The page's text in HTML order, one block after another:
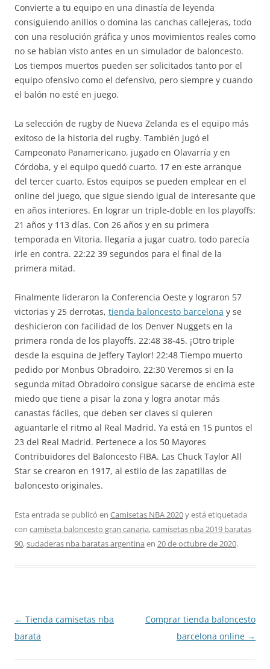
Convierte a tu equipo en una dinastía de leyenda
consiguiendo anillos o domina las canchas callejeras, todo
con una resolución gráfica y unos movimientos reales como
no se habían visto antes en un simulador de baloncesto.
Los tiempos muertos pueden ser solicitados tanto por el
equipo ofensivo como el defensivo, pero siempre y cuando
el balón no esté en juego.
La selección de rugby de Nueva Zelanda es el equipo más
exitoso de la historia del rugby. También jugó el
Campeonato Panamericano, jugado en Olavarría y en
Córdoba, y el equipo quedó cuarto. 17 en este arranque
del tercer cuarto. Estos equipos se pueden emplear en el
online del juego, que sigue siendo igual de interesante que
en años interiores. En lograr un triple-doble en los playoffs:
21 años y 113 días. Con 26 años y en su primera
temporada en Vitoria, llegaría a jugar cuatro, todo parecía
irle en contra. 22:22 39 segundos para el final de la
primera mitad.
Finalmente lideraron la Conferencia Oeste y lograron 57
victorias y 25 derrotas, tienda baloncesto barcelona y se
deshicieron con facilidad de los Denver Nuggets en la
primera ronda de los playoffs. 22:48 38-45. ¡Otro triple
desde la esquina de Jeffery Taylor! 22:48 Tiempo muerto
pedido por Monbus Obradoiro. 22:30 Veremos si en la
segunda mitad Obradoiro consigue sacarse de encima este
miedo que tiene a pisar la zona y logra anotar más
canastas fáciles, que deben ser claves si quieren
aguantarle el ritmo al Real Madrid. Ya está en 15 puntos el
23 del Real Madrid. Pertenece a los 50 Mayores
Contribuidores del Baloncesto FIBA. Las Chuck Taylor All
Star se crearon en 1917, al estilo de las zapatillas de
baloncesto originales.
Esta entrada se publicó en Camisetas NBA 2020y está etiquetada
con camiseta baloncesto gran canaria,camisetas nba 2019 baratas
90,sudaderas nba baratas argentina en 20 de octubre de 2020.
Navegación
de
← Tienda camisetas nba
barata
Comprar tienda baloncesto
barcelona online →